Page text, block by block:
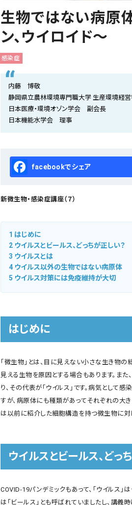
生物ではない病原
ン、ウイロイド～
感染症
内藤 博敬
静岡県立農林環境専門職大学 生産環境経
日本医療・環境オゾン学会 副会長
日本機能水学会 理事
Facebook
新微生物・感染症講座（７）
1 はじめに
2 ウイルスとビールス、どっちが正しい？
3 ウイルスとは
4 ウイルス以外の生物ではない病原体
5 ウイルス対策には免疫維持が大切
はじめに
「微生物」とは、目に見えない小さな生き物
見える生物を原因とする場合もあります。ま
り、その代表が「ウイルス」です。病気として
すが、病原体にも種類があってそれぞれの大
は以前に紹介した細胞構造を持つ微生物に対
ウイルスとビールス、どっ
COVID-19パンデミックもあって、「ウイルス
は「ビールス」とも呼ばれていましたし、講義